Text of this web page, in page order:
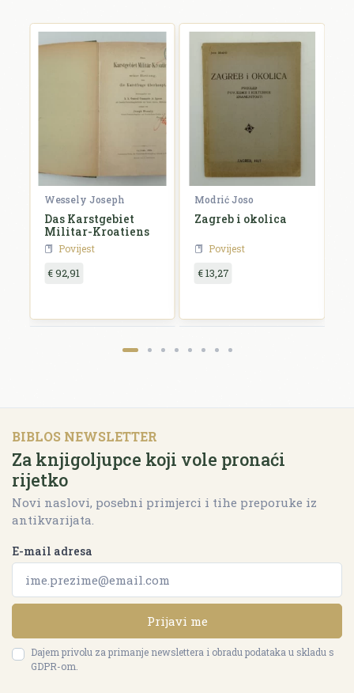
Wessely Joseph
Das Karstgebiet
Militar-Kroatiens
Povijest
€ 92,91
Modrić Joso
Zagreb i okolica
Povijest
€ 13,27
BIBLOS NEWSLETTER
Za knjigoljupce koji vole pronaći
rijetko
Novi naslovi, posebni primjerci i tihe preporuke iz
antikvarijata.
E-mail adresa
Prijavi me
Dajem privolu za primanje newslettera i obradu podataka u skladu s
GDPR-om.